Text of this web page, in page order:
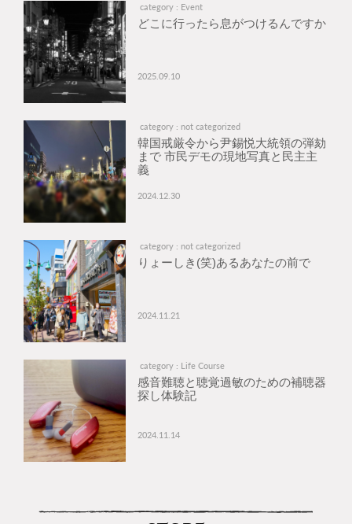
category : Event
どこに行ったら息がつけるんですか
2025.09.10
category : not categorized
韓国戒厳令から尹錫悦大統領の弾劾
まで 市民デモの現地写真と民主主
義
2024.12.30
category : not categorized
りょーしき(笑)あるあなたの前で
2024.11.21
category : Life Course
感音難聴と聴覚過敏のための補聴器
探し体験記
2024.11.14